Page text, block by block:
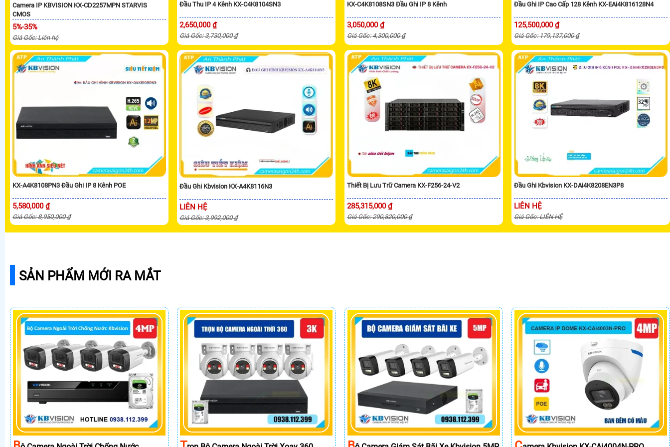
Camera IP KBVISION KX-CD2257MPN STARVIS
CMOS
5%-35%
Giá Gốc: Liên hệ
Đầu Thu IP 4 Kênh KX-C4K8104SN3
2,650,000 ₫
Giá Gốc: 3,730,000 ₫
KX-C4K8108SN3 Đầu Ghi IP 8 Kênh
3,050,000 ₫
Giá Gốc: 4,300,000 ₫
Đầu Ghi IP Cao Cấp 128 Kênh KX-EAi4K816128N4
125,500,000 ₫
Giá Gốc: 179,137,000 ₫
KX-A4K8108PN3 Đầu Ghi IP 8 Kênh POE
5,580,000 ₫
Giá Gốc: 8,950,000 ₫
Đầu Ghi Kbvision KX-A4K8116N3
LIÊN HỆ
Giá Gốc: 3,992,000 ₫
Thiết Bị Lưu Trữ Camera KX-F256-24-V2
285,315,000 ₫
Giá Gốc: 290,820,000 ₫
Đầu Ghi Kbvision KX-DAi4K8208EN3P8
LIÊN HỆ
Giá Gốc: LIÊN HỆ
SẢN PHẨM MỚI RA MẮT